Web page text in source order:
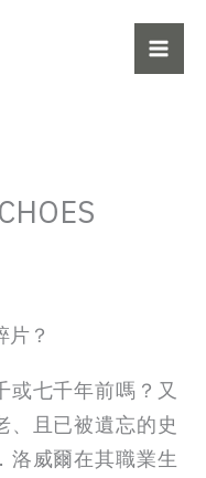
？
或七千年前嗎？又
、且已被遺忘的史
洛威爾在其職業生